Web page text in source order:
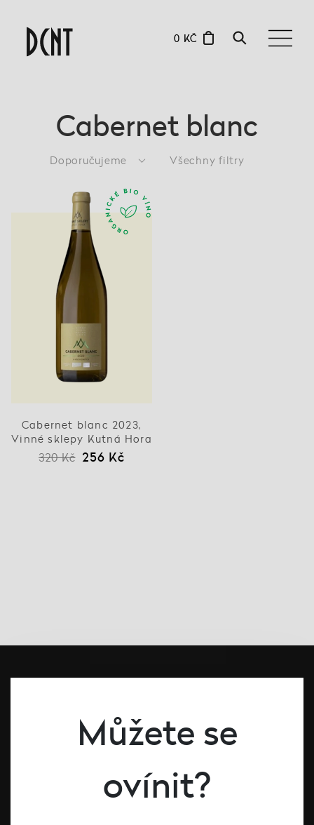
0 KČ
Cabernet blanc
Doporučujeme Všechny filtry
Cabernet blanc 2023,
Vinné sklepy Kutná Hora
320 Kč 256 Kč
#dcntjelaska
Můžete se
ovínit?